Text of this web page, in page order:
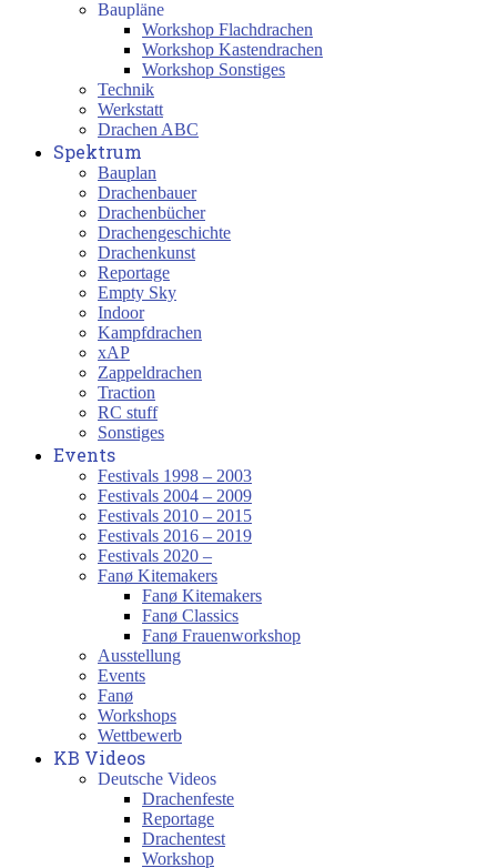
Baupläne
Workshop Flachdrachen
Workshop Kastendrachen
Workshop Sonstiges
Technik
Werkstatt
Drachen ABC
Spektrum
Bauplan
Drachenbauer
Drachenbücher
Drachengeschichte
Drachenkunst
Reportage
Empty Sky
Indoor
Kampfdrachen
xAP
Zappeldrachen
Traction
RC stuff
Sonstiges
Events
Festivals 1998 – 2003
Festivals 2004 – 2009
Festivals 2010 – 2015
Festivals 2016 – 2019
Festivals 2020 –
Fanø Kitemakers
Fanø Kitemakers
Fanø Classics
Fanø Frauenworkshop
Ausstellung
Events
Fanø
Workshops
Wettbewerb
KB Videos
Deutsche Videos
Drachenfeste
Reportage
Drachentest
Workshop